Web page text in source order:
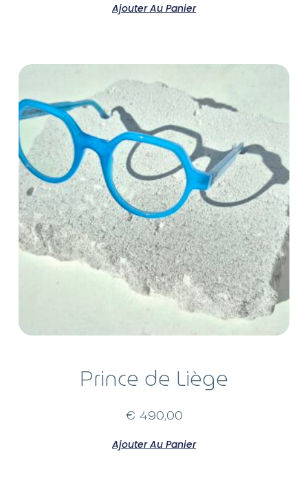
Ajouter Au Panier
Prince de Liège
€ 490,00
Ajouter Au Panier